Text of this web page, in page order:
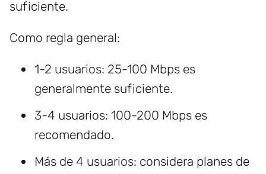
suficiente.
Como regla general:
1-2 usuarios: 25-100 Mbps es
generalmente suficiente.
3-4 usuarios: 100-200 Mbps es
recomendado.
Más de 4 usuarios: considera planes de